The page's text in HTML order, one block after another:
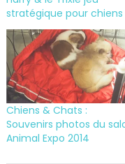
stratégique pour chiens
Chiens & Chats :
Souvenirs photos du
Animal Expo 2014